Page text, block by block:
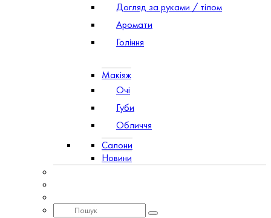
Догляд за руками / тілом
Аромати
Гоління
Макіяж
Очі
Губи
Обличчя
Салони
Новини